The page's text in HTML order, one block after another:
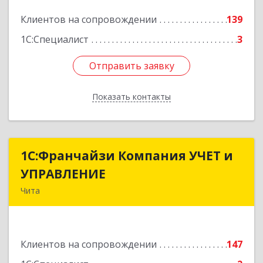
Клиентов на сопровождении
139
1С:Специалист
3
Отправить заявку
Показать контакты
Отправить заявку
Назад
1С:Франчайзи Компания УЧЕТ и
УПРАВЛЕНИЕ
Чита
Клиентов на сопровождении
147
1С:Франчайзи Компания УЧЕТ и
Подробнее